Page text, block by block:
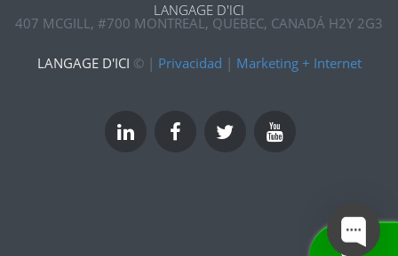
LANGAGE D'ICI
407 MCGILL, #700 MONTREAL, QUEBEC, CANADÁ H2Y 2G3
LANGAGE D'ICI © | Privacidad | Marketing + Internet